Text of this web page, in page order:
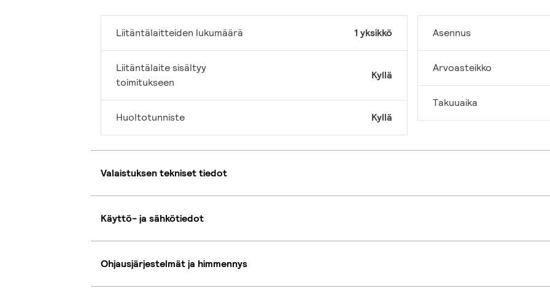
Liitäntälaitteiden lukumäärä 1 yksikkö
Liitäntälaite sisältyy
toimitukseen
Kyllä
Huoltotunniste Kyllä
Asennus
Arvoasteikko
Takuuaika
Valaistuksen tekniset tiedot
Käyttö- ja sähkötiedot
Ohjausjärjestelmät ja himmennys